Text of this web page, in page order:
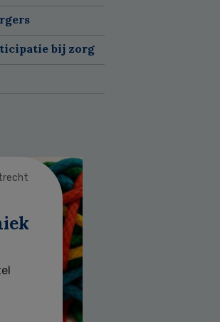
bij zorg